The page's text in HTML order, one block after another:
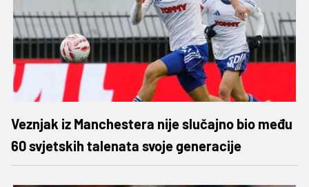
Veznjak iz Manchestera nije slučajno bio među
60 svjetskih talenata svoje generacije